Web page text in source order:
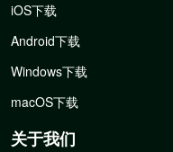
iOS下载
Android下载
Windows下载
macOS下载
关于我们